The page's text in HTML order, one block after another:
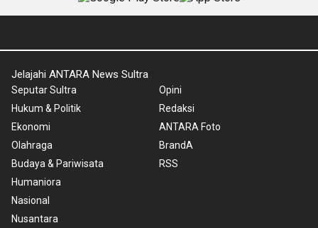
Jelajahi ANTARA News Sultra
Seputar Sultra
Hukum & Politik
Ekonomi
Olahraga
Budaya & Pariwisata
Humaniora
Nasional
Nusantara
Opini
Redaksi
ANTARA Foto
BrandA
RSS